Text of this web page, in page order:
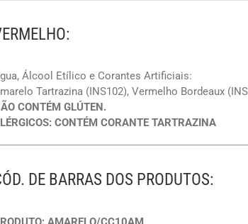
Álcool Etílico e Corantes Artificiais:
Tartrazina (INS102), Vermelho Bordeaux
CONTÉM GLÚTEN.
CONTÉM CORANTE TARTRAZINA
DE BARRAS DOS PRODUTOS: